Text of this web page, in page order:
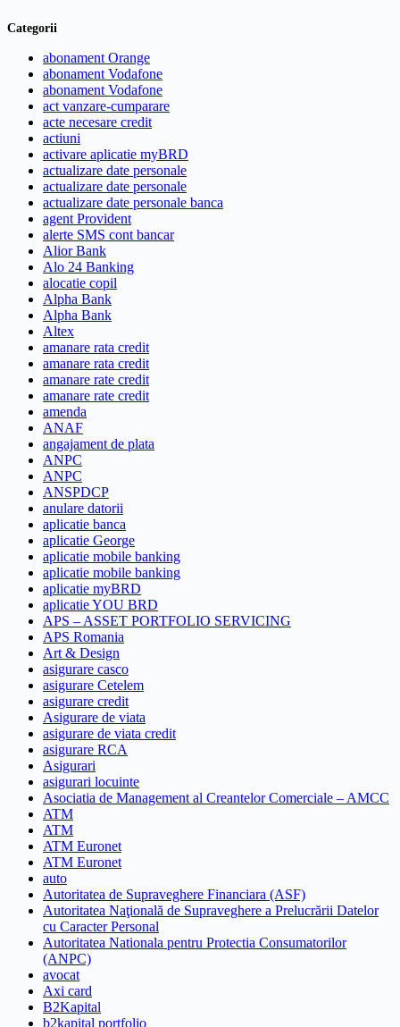
Categorii
abonament Orange
abonament Vodafone
abonament Vodafone
act vanzare-cumparare
acte necesare credit
actiuni
activare aplicatie myBRD
actualizare date personale
actualizare date personale
actualizare date personale banca
agent Provident
alerte SMS cont bancar
Alior Bank
Alo 24 Banking
alocatie copil
Alpha Bank
Alpha Bank
Altex
amanare rata credit
amanare rata credit
amanare rate credit
amanare rate credit
amenda
ANAF
angajament de plata
ANPC
ANPC
ANSPDCP
anulare datorii
aplicatie banca
aplicatie George
aplicatie mobile banking
aplicatie mobile banking
aplicatie myBRD
aplicatie YOU BRD
APS – ASSET PORTFOLIO SERVICING
APS Romania
Art & Design
asigurare casco
asigurare Cetelem
asigurare credit
Asigurare de viata
asigurare de viata credit
asigurare RCA
Asigurari
asigurari locuinte
Asociatia de Management al Creantelor Comerciale – AMCC
ATM
ATM
ATM Euronet
ATM Euronet
auto
Autoritatea de Supraveghere Financiara (ASF)
Autoritatea Naţională de Supraveghere a Prelucrării Datelor
cu Caracter Personal
Autoritatea Nationala pentru Protectia Consumatorilor
(ANPC)
avocat
Axi card
B2Kapital
b2kapital portfolio